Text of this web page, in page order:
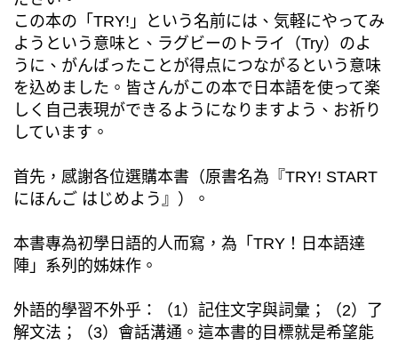
この本の「TRY!」という名前には、気軽にやってみ
ようという意味と、ラグビーのトライ（Try）のよ
うに、がんばったことが得点につながるという意味
を込めました。皆さんがこの本で日本語を使って楽
しく自己表現ができるようになりますよう、お祈り
しています。
首先，感謝各位選購本書（原書名為『TRY! START
にほんご はじめよう』）。
本書專為初學日語的人而寫，為「TRY！日本語達
陣」系列的姊妹作。
外語的學習不外乎：（1）記住文字與詞彙；（2）了
解文法；（3）會話溝通。這本書的目標就是希望能